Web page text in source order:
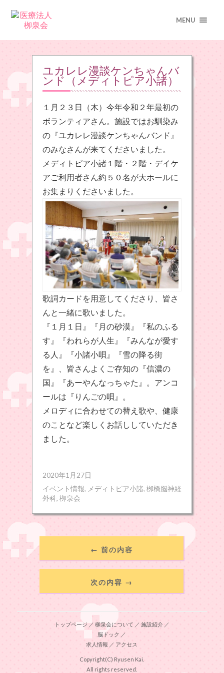
MENU
ユカレレ漫談ケンちゃんバ
ンド（メディトピア小諸）
１月２３日（木）今年令和２年最初の
ボランティアさん。施設ではお馴染み
の『ユカレレ漫談ケンちゃんバンド』
のみなさんが来てくださいました。
メディトピア小諸１階・２階・デイケ
アご利用者さん約５０名が大ホールに
お集まりくださいました。
歌詞カードを用意してくださり、皆さ
んと一緒に歌いました。
『１月１日』『月の砂漠』『私のふる
す』『われらが人生』『みんなが愛す
る人』『小諸小唄』『雪の降る街
を』、皆さんよくご存知の『信濃の
国』『あーやんなっちゃた』。アンコ
ールは『りんごの唄』。
メロディに合わせての替え歌や、健康
のことなど楽しくお話ししていただき
ました。
2020年1月27日
イベント情報, メディトピア小諸, 栁橋脳神経
外科, 栁泉会
← 前の内容
次の内容 →
トップページ／ 柳泉会について ／ 施設紹介／
脳ドック ／
求人情報 ／ アクセス
Copyright(C) Ryusen Kai.
All rights reserved.